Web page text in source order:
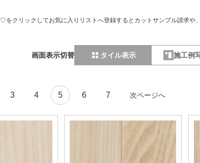
♡をクリックしてお気に入りリストへ登録するとカットサンプル請求や、
画面表示切替 タイル表示 施工例
3 4 5 6 7 次ページへ